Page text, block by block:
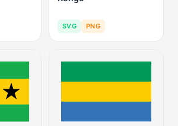
SVG PNG